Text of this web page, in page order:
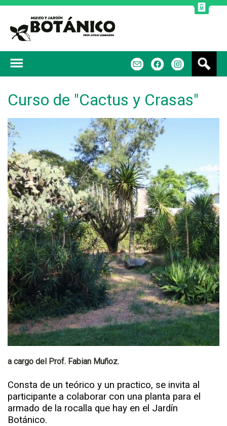
Curso de "Cactus y Crasas"
a cargo del Prof. Fabian Muñoz.
Consta de un teórico y un practico, se invita al
participante a colaborar con una planta para el
armado de la rocalla que hay en el Jardín
Botánico.
s
a